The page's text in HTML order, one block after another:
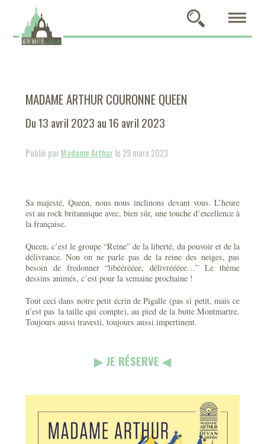
MADAME ARTHUR COURONNE QUEEN
Du 13 avril 2023 au 16 avril 2023
Publié parMadame Arthurle 29 mars 2023
Sa majesté, Queen, nous nous inclinons devant vous. L’heure
est au rock britannique avec, bien sûr, une touche d’excellence à
la française.
Queen, c’est le groupe “Reine” de la liberté, du pouvoir et de la
délivrance. Non on ne parle pas de la reine des neiges, pas
besoin de fredonner “libéérééee, délivréééee…” Le thème
dessins animés, c’est pour la semaine prochaine !
Tout ceci dans notre petit écrin de Pigalle (pas si petit, mais ce
n’est pas la taille qui compte), au pied de la butte Montmartre.
Toujours aussi travesti, toujours aussi impertinent.
▶︎ JE RÉSERVE ◀︎